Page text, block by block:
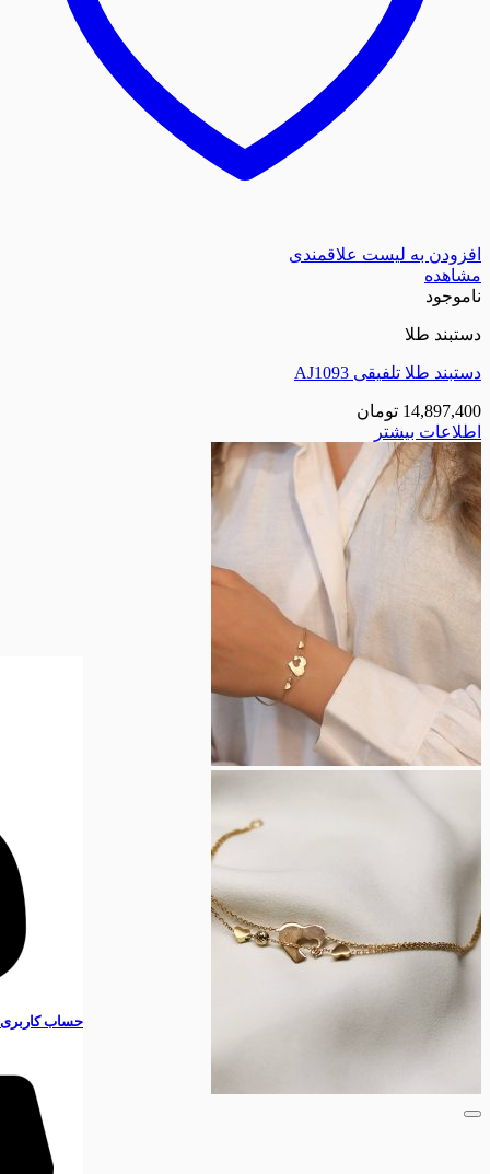
افزودن به لیست علاقمندی
مشاهده
ناموجود
دستبند طلا
دستبند طلا تلفیقی AJ1093
14,897,400 تومان
اطلاعات بیشتر
حساب کاربری